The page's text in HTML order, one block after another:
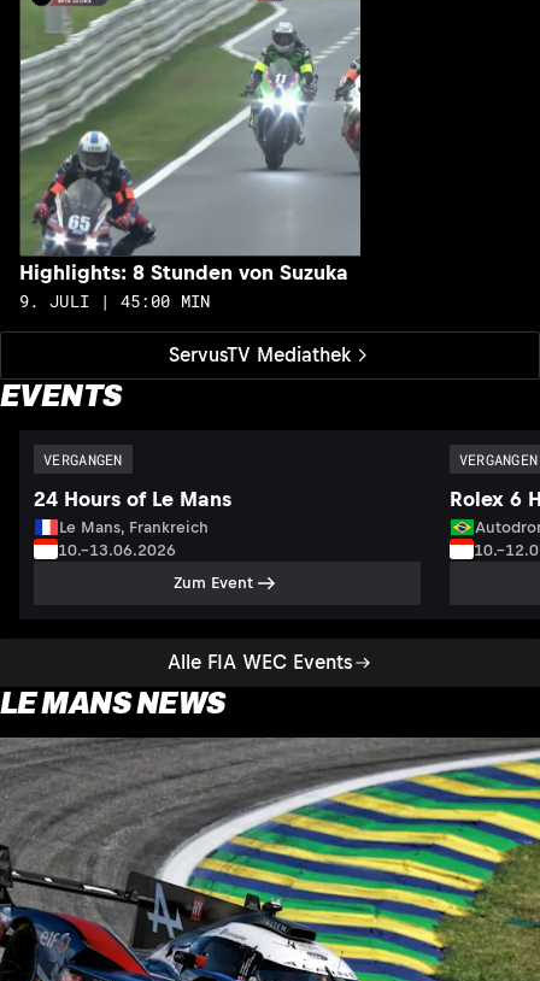
ServusTV Mediathek
Highlights: 8 Stunden von Suzuka
9. JULI | 45:00 MIN
EVENTS
Alle FIA WEC Events
VERGANGEN
24 Hours of Le Mans
Le Mans, Frankreich
10.–13.06.2026
Zum Event
VERGANGEN
Rolex 6
LE MANS NEWS